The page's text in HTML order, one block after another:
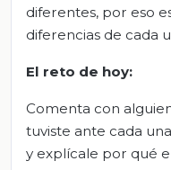
diferentes, por eso
diferencias de cada
El reto de hoy:
Comenta con
tuviste ante cada
y explícale por qué